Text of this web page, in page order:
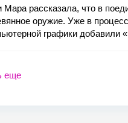
Мара рассказала, что в
оружие. Уже в
графики добавили
еще